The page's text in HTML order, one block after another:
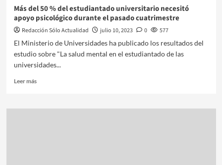
Más del 50 % del estudiantado universitario necesitó
apoyo psicológico durante el pasado cuatrimestre
Redacción Sólo Actualidad julio 10, 2023 0
577
El Ministerio de Universidades ha publicado los resultados del
estudio sobre "La salud mental en el estudiantado de las
universidades...
Leer más